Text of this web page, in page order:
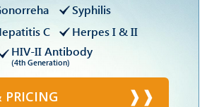
Syphilis
C
Herpes I & II
HIV-II Antibody
(4th Generation)
PRICING